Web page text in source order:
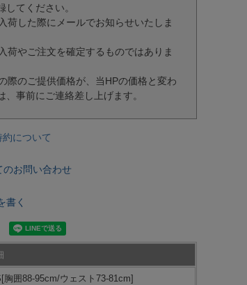
してください。
荷した際にメールでお知らせいたしま
荷やご注文を確定するものではありま
際のご提供価格が、当HPの価格と変わ
、事前にご連絡差し上げます。
について
のお問い合わせ
書く
胸囲88-95cm/ウェスト73-81cm]